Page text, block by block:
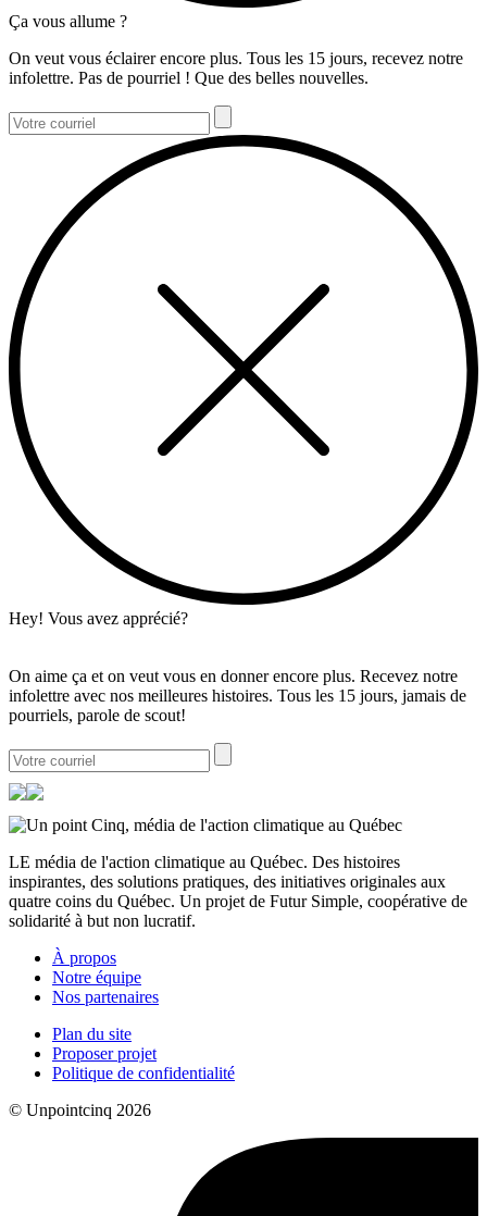
Ça vous allume ?
On veut vous éclairer encore plus. Tous les 15 jours, recevez notre
infolettre. Pas de pourriel ! Que des belles nouvelles.
Hey! Vous avez apprécié?
On aime ça et on veut vous en donner encore plus. Recevez notre
infolettre avec nos meilleures histoires. Tous les 15 jours, jamais de
pourriels, parole de scout!
LE média de l'action climatique au Québec. Des histoires
inspirantes, des solutions pratiques, des initiatives originales aux
quatre coins du Québec. Un projet de Futur Simple, coopérative de
solidarité à but non lucratif.
À propos
Notre équipe
Nos partenaires
Plan du site
Proposer projet
Politique de confidentialité
© Unpointcinq 2026